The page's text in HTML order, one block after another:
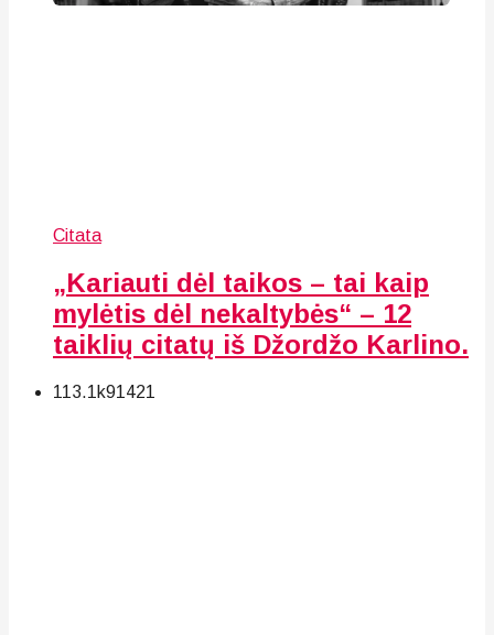
Citata
„Kariauti dėl taikos – tai kaip
mylėtis dėl nekaltybės“ – 12
taiklių citatų iš Džordžo Karlino.
113.1k91 421